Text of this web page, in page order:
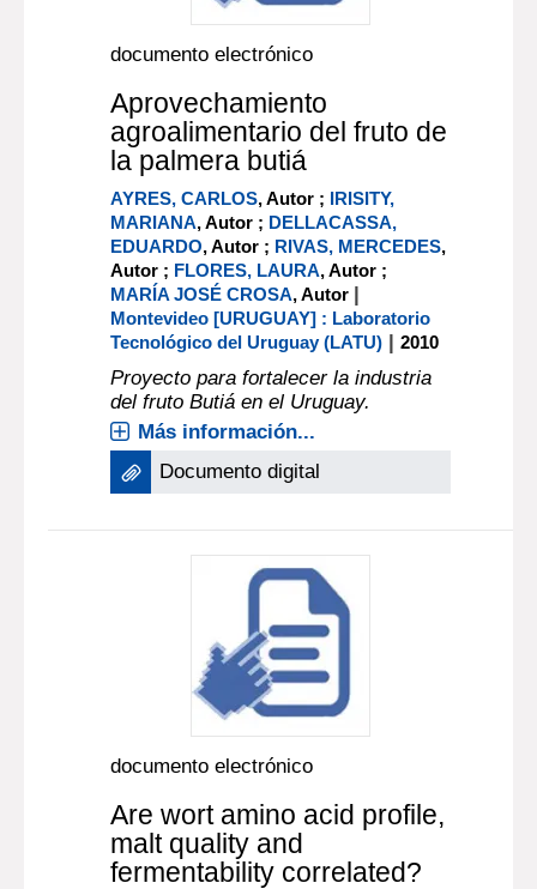
documento electrónico
Aprovechamiento
agroalimentario del fruto de
la palmera butiá
AYRES, CARLOS, Autor ; IRISITY,
MARIANA, Autor ; DELLACASSA,
EDUARDO, Autor ; RIVAS, MERCEDES,
Autor ; FLORES, LAURA, Autor ;
MARÍA JOSÉ CROSA, Autor |
Montevideo [URUGUAY] : Laboratorio
Tecnológico del Uruguay (LATU) |2010
Proyecto para fortalecer la industria
del fruto Butiá en el Uruguay.
Más información...
Documento digital
documento electrónico
Are wort amino acid profile,
malt quality and
fermentability correlated?